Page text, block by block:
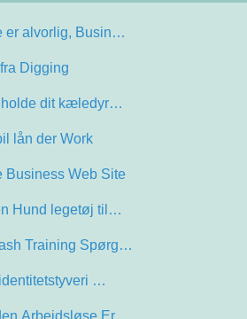
er alvorlig, Busin…
Digging
holde dit kæledyr…
lån der Work
Business Web Site
Hund legetøj til…
Training Spørg…
…
Arbejdsløse Er…